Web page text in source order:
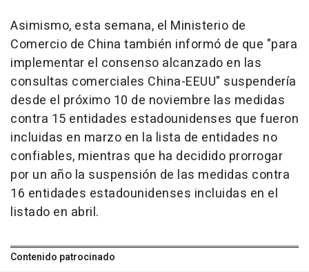
Asimismo, esta semana, el Ministerio de
Comercio de China también informó de que "para
implementar el consenso alcanzado en las
consultas comerciales China-EEUU" suspendería
desde el próximo 10 de noviembre las medidas
contra 15 entidades estadounidenses que fueron
incluidas en marzo en la lista de entidades no
confiables, mientras que ha decidido prorrogar
por un año la suspensión de las medidas contra
16 entidades estadounidenses incluidas en el
listado en abril.
Contenido patrocinado